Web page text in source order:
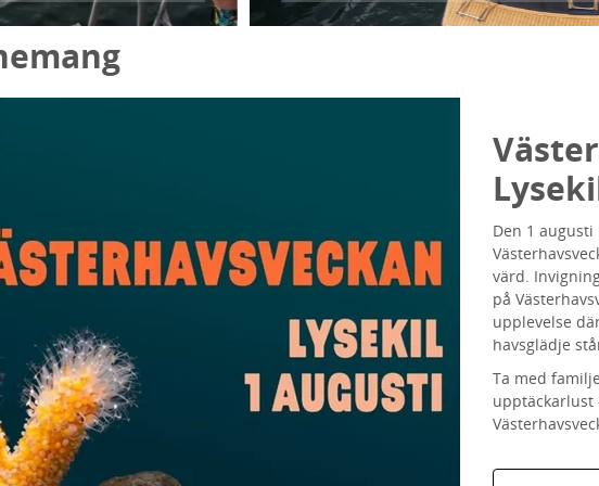
Den 1
värd.
på
upplevelse
havsglädje
Ta med
upptäckarlust